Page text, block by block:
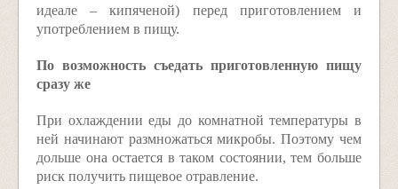
идеале – кипяченой) перед приготовлением и
употреблением в пищу.
По возможность съедать приготовленную пищу
сразу же
При охлаждении еды до комнатной температуры в
ней начинают размножаться микробы. Поэтому чем
дольше она остается в таком состоянии, тем больше
риск получить пищевое отравление.